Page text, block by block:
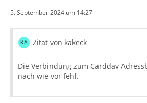
5. September 2024 um 14:27
Zitat von kakeck
Die Verbindung zum Carddav
nach wie vor fehl.